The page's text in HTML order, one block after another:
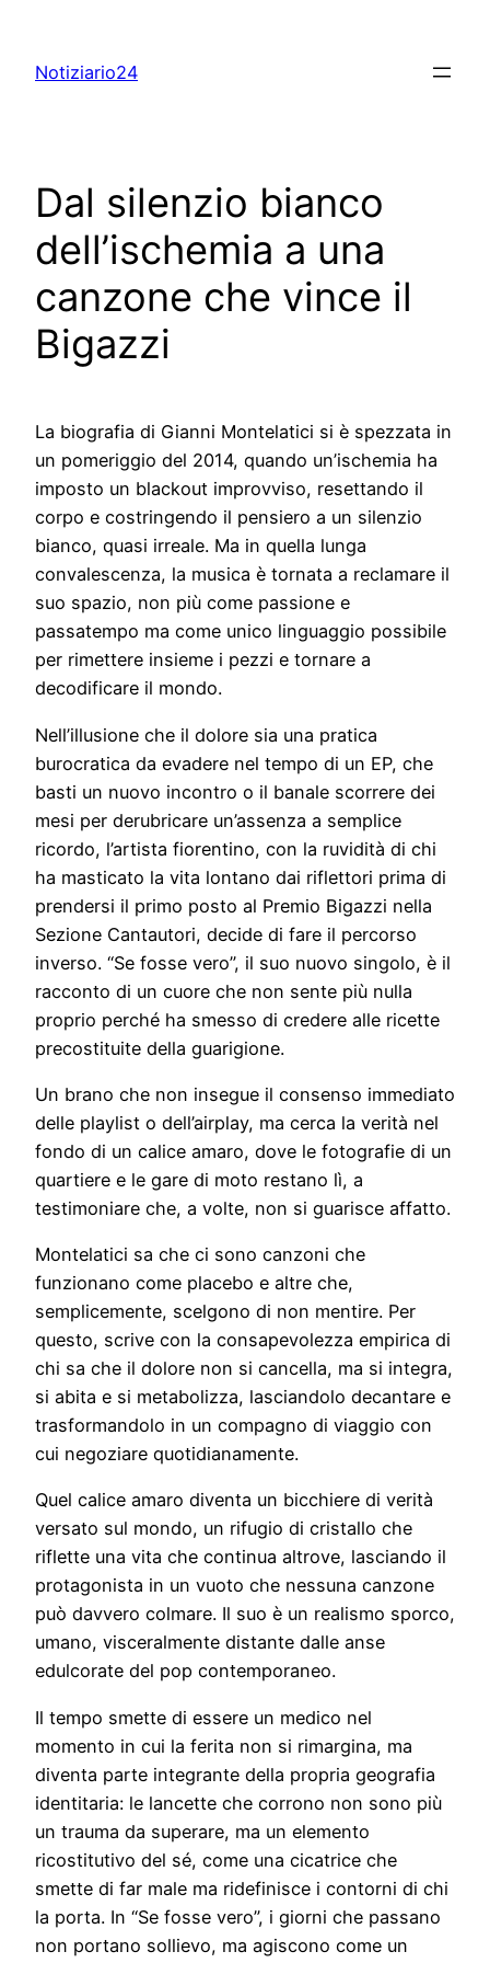
content
Notiziario24
Dal silenzio bianco
dell’ischemia a una
canzone che vince il
Bigazzi
La biografia di Gianni Montelatici si è spezzata in
un pomeriggio del 2014, quando un’ischemia ha
imposto un blackout improvviso, resettando il
corpo e costringendo il pensiero a un silenzio
bianco, quasi irreale. Ma in quella lunga
convalescenza, la musica è tornata a reclamare il
suo spazio, non più come passione e
passatempo ma come unico linguaggio possibile
per rimettere insieme i pezzi e tornare a
decodificare il mondo.
Nell’illusione che il dolore sia una pratica
burocratica da evadere nel tempo di un EP, che
basti un nuovo incontro o il banale scorrere dei
mesi per derubricare un’assenza a semplice
ricordo, l’artista fiorentino, con la ruvidità di chi
ha masticato la vita lontano dai riflettori prima di
prendersi il primo posto al Premio Bigazzi nella
Sezione Cantautori, decide di fare il percorso
inverso. “Se fosse vero”, il suo nuovo singolo, è il
racconto di un cuore che non sente più nulla
proprio perché ha smesso di credere alle ricette
precostituite della guarigione.
Un brano che non insegue il consenso immediato
delle playlist o dell’airplay, ma cerca la verità nel
fondo di un calice amaro, dove le fotografie di un
quartiere e le gare di moto restano lì, a
testimoniare che, a volte, non si guarisce affatto.
Montelatici sa che ci sono canzoni che
funzionano come placebo e altre che,
semplicemente, scelgono di non mentire. Per
questo, scrive con la consapevolezza empirica di
chi sa che il dolore non si cancella, ma si integra,
si abita e si metabolizza, lasciandolo decantare e
trasformandolo in un compagno di viaggio con
cui negoziare quotidianamente.
Quel calice amaro diventa un bicchiere di verità
versato sul mondo, un rifugio di cristallo che
riflette una vita che continua altrove, lasciando il
protagonista in un vuoto che nessuna canzone
può davvero colmare. Il suo è un realismo sporco,
umano, visceralmente distante dalle anse
edulcorate del pop contemporaneo.
Il tempo smette di essere un medico nel
momento in cui la ferita non si rimargina, ma
diventa parte integrante della propria geografia
identitaria: le lancette che corrono non sono più
un trauma da superare, ma un elemento
ricostitutivo del sé, come una cicatrice che
smette di far male ma ridefinisce i contorni di chi
la porta. In “Se fosse vero”, i giorni che passano
non portano sollievo, ma agiscono come un